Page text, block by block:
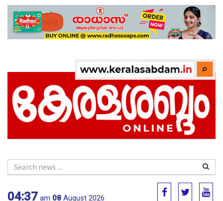
04:37 am 08 August 2026